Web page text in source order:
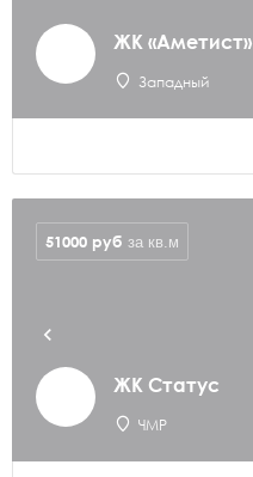
ЖК «Аметист»
Западный
ЖК Статус
ЧМР
51000 руб за кв.м